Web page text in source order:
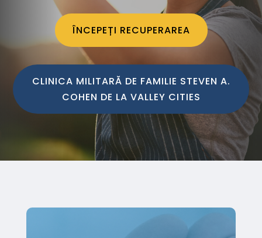
ÎNCEPEȚI RECUPERAREA
CLINICA MILITARĂ DE FAMILIE STEVEN A.
COHEN DE LA VALLEY CITIES